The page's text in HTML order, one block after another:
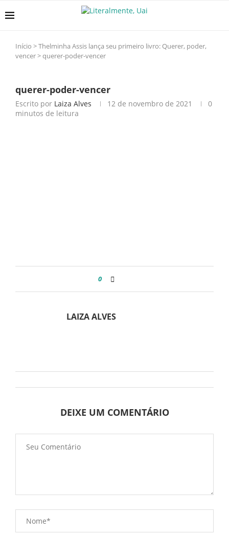
Início >Thelminha Assis lança seu primeiro livro: Querer, poder,
vencer>querer-poder-vencer
querer-poder-vencer
Escrito por Laiza Alves 12 de novembro de 2021
0
minutos de leitura
0
LAIZA ALVES
DEIXE UM COMENTÁRIO